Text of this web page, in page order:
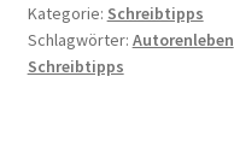
–
wie
Kategorie: Schreibtipps
Schlagwörter: Autorenleben
Schreibtipps